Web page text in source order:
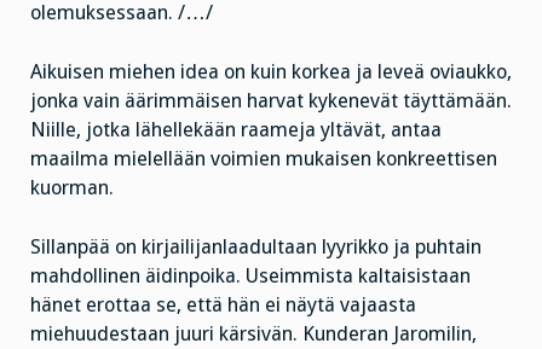
olemuksessaan. /…/
Aikuisen miehen idea on kuin korkea ja leveä oviaukko,
jonka vain äärimmäisen harvat kykenevät täyttämään.
Niille, jotka lähellekään raameja yltävät, antaa
maailma mielellään voimien mukaisen konkreettisen
kuorman.
Sillanpää on kirjailijanlaadultaan lyyrikko ja puhtain
mahdollinen äidinpoika. Useimmista kaltaisistaan
hänet erottaa se, että hän ei näytä vajaasta
miehuudestaan juuri kärsivän. Kunderan Jaromilin,